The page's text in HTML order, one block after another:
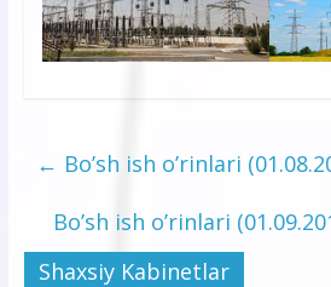
← Bo’sh ish o’rinlari
Bo’sh ish o’rinlari
Shaxsiy Kabinetlar